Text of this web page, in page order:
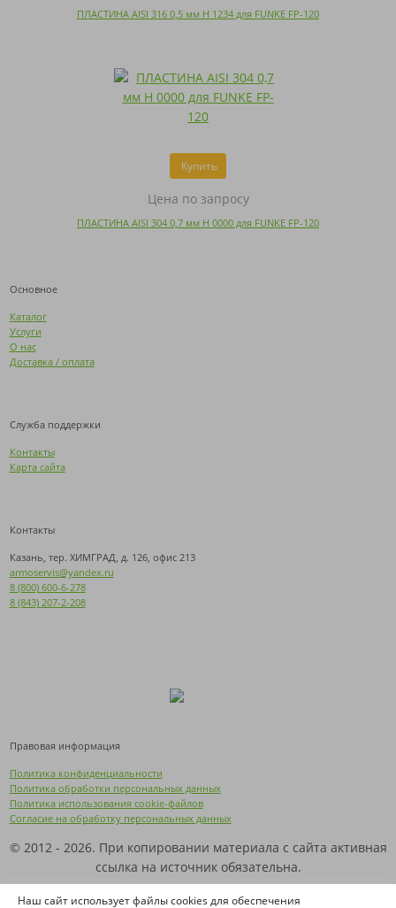
ПЛАСТИНА AISI 316 0,5 мм H 1234 для FUNKE FP-120
Купить
Цена по запросу
ПЛАСТИНА AISI 304 0,7 мм H 0000 для FUNKE FP-120
Наш сайт использует файлы cookies для обеспечения
Основное
Каталог
Услуги
О нас
Доставка / оплата
Служба поддержки
Контакты
Карта сайта
Контакты
Казань, тер. ХИМГРАД, д. 126, офис 213
armoservis@yandex.ru
8 (800) 600-6-278
8 (843) 207-2-208
Правовая информация
Политика конфиденциальности
Политика обработки персональных данных
Политика использования cookie-файлов
Согласие на обработку персональных данных
© 2012 - 2026. При копировании материала с сайта активная
ссылка на источник обязательна.
Названия производителей, компаний и товарные знаки